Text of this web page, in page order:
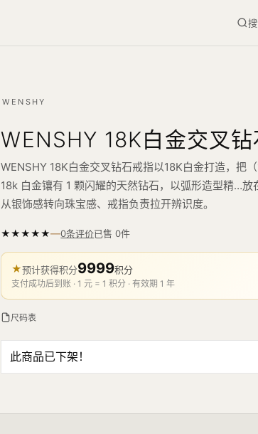
WENSHY
WENSHY 18K白金交叉
WENSHY 18K白金交叉钻石戒指以18K白金打造，把
18k 白金镶有 1 颗闪耀的天然钻石，以弧形造型精…
从银饰感转向珠宝感、戒指负责拉开辨识度。
★★★★★—0条评价已售0件
★预计获得积分9999积分
支付成功后到账 · 1 元 = 1 积分 · 有效期 1 年
尺码表
此商品已下架！